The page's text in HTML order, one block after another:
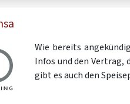
Wie bereits
Infos und den Vertrag,
gibt es auch den